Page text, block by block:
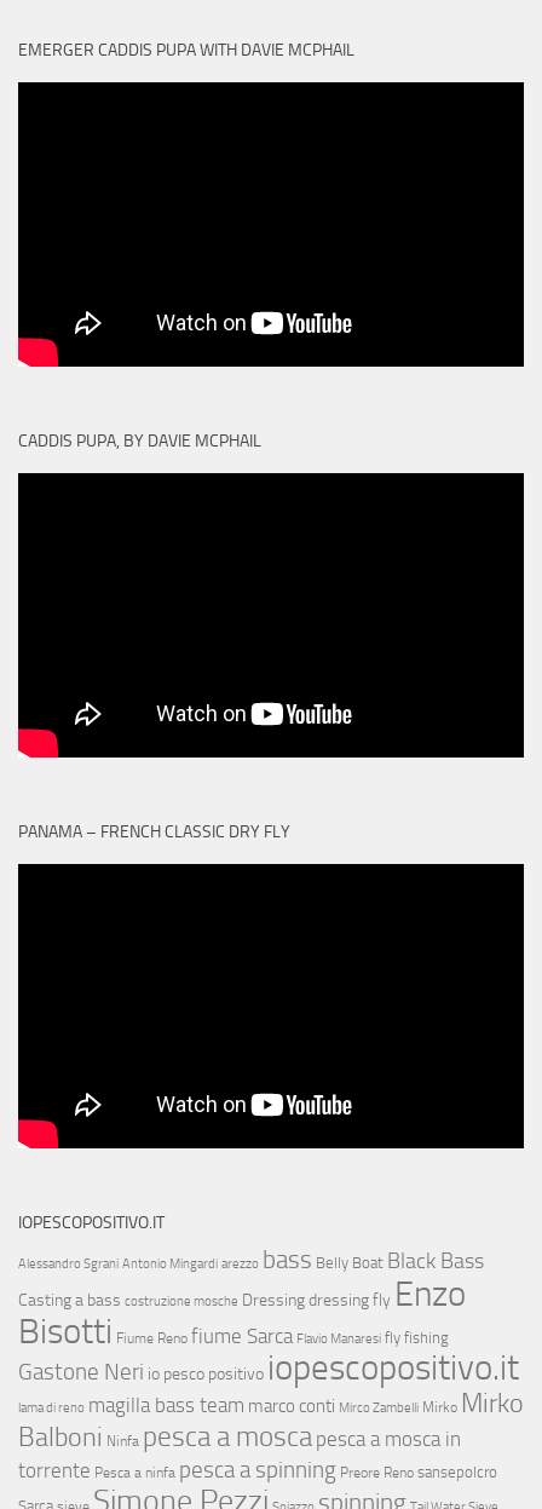
EMERGER CADDIS PUPA WITH DAVIE MCPHAIL
CADDIS PUPA, BY DAVIE MCPHAIL
PANAMA – FRENCH CLASSIC DRY FLY
IOPESCOPOSITIVO.IT
Alessandro Sgrani Antonio Mingardi arezzo bass Belly Boat Black Bass
Casting a bass costruzione mosche Dressingdressing fly Enzo
Bisotti Fiume Reno fiume Sarca Flavio Manaresi fly fishing
Gastone Neri io pesco positivo iopescopositivo.it
lama di reno magilla bass team marco conti Mirco Zambelli Mirko Mirko
Balboni Ninfa pesca a mosca pesca a mosca in
torrente Pesca a ninfa pesca a spinning Preore Reno sansepolcro
Simone Pezzi spinning